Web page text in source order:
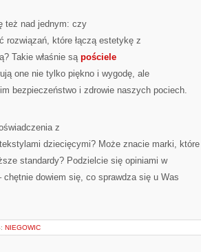
też nad jednym: czy
rozwiązań, które łączą estetykę z
Takie właśnie są pościele
one nie tylko piękno i wygodę, ale
bezpieczeństwo i zdrowie naszych pociech.
z
dziecięcymi? Może znacie marki, które
standardy? Podzielcie się opiniami w
chętnie dowiem się, co sprawdza się u Was
NIEGOWIC